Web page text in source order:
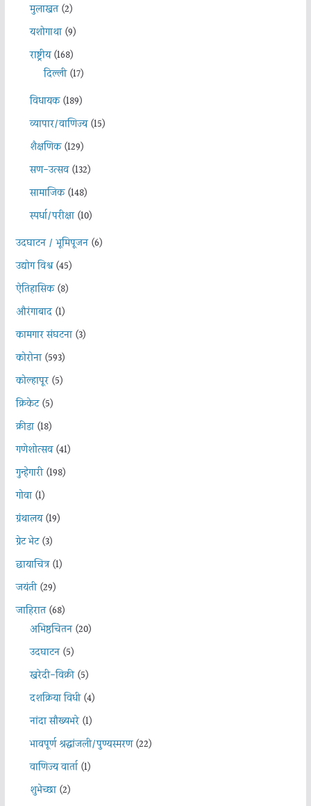
मुलाखत(2)
यशोगाथा(9)
राष्ट्रीय(168)
दिल्ली(17)
विधायक(189)
व्यापार/वाणिज्य(15)
शैक्षणिक(129)
सण-उत्सव(132)
सामाजिक(148)
स्पर्धा/परीक्षा(10)
उदघाटन / भूमिपूजन(6)
उद्योग विश्व(45)
ऐतिहासिक(8)
औरंगाबाद(1)
कामगार संघटना(3)
कोरोना(593)
कोल्हापूर(5)
क्रिकेट(5)
क्रीडा(18)
गणेशोत्सव(41)
गुन्हेगारी(198)
गोवा(1)
ग्रंथालय(19)
ग्रेट भेट(3)
छायाचित्र(1)
जयंती(29)
जाहिरात(68)
अभिष्ठचिंतन(20)
उदघाटन(5)
खरेदी-विक्री(5)
दशक्रिया विधी(4)
नांदा सौख्यभरे(1)
भावपूर्ण श्रद्धांजली/पुण्यस्मरण(22)
वाणिज्य वार्ता(1)
शुभेच्छा(2)